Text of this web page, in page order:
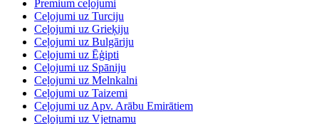
Premium ceļojumi
Ceļojumi uz Turciju
Ceļojumi uz Grieķiju
Ceļojumi uz Bulgāriju
Ceļojumi uz Ēģipti
Ceļojumi uz Spāniju
Ceļojumi uz Melnkalni
Ceļojumi uz Taizemi
Ceļojumi uz Apv. Arābu Emirātiem
Ceļojumi uz Vjetnamu